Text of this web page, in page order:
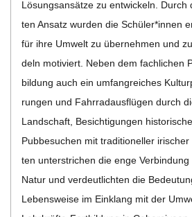
L
E
Lösungs­an­sätze zu ent­wi­ckeln.
ten Ansatz wur­den die Schüler*innen
für ihre Umwelt zu über­neh­men und
deln moti­viert. Neben dem fach­li­chen
bil­dung auch ein umfang­rei­ches
run­gen und Fahr­rad­aus­flü­gen durch
Land­schaft, Besich­ti­gun­gen
Pub­be­su­chen mit tra­di­tio­nel­ler
ten unter­stri­chen die enge
Natur und ver­deut­lich­ten die
Lebens­weise im Ein­klang mit der